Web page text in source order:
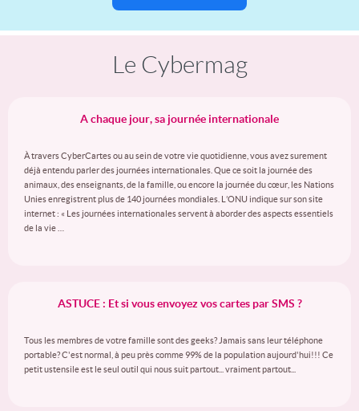
Le Cybermag
A chaque jour, sa journée internationale
À travers CyberCartes ou au sein de votre vie quotidienne, vous avez surement
déjà entendu parler des journées internationales. Que ce soit la journée des
animaux, des enseignants, de la famille, ou encore la journée du cœur, les Nations
Unies enregistrent plus de 140 journées mondiales. L’ONU indique sur son site
internet : « Les journées internationales servent à aborder des aspects essentiels
de la vie …
ASTUCE : Et si vous envoyez vos cartes par SMS ?
Tous les membres de votre famille sont des geeks? Jamais sans leur téléphone
portable? C'est normal, à peu près comme 99% de la population aujourd'hui!!! Ce
petit ustensile est le seul outil qui nous suit partout... vraiment partout...